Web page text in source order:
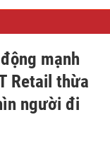
mạnh
Retail thừa
người đi